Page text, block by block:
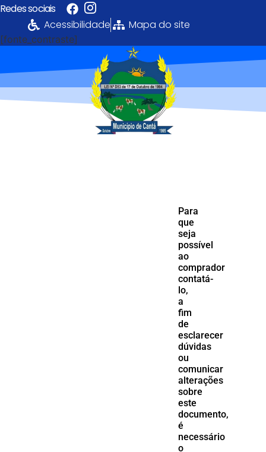
Redes sociais
Acessibilidade
Mapa do site
[fonte_contraste]
Para
que
seja
possível
ao
comprador
contatá-
lo,
a
fim
de
esclarecer
dúvidas
ou
comunicar
alterações
sobre
este
documento,
é
necessário
o